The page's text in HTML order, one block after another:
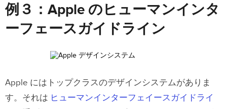
例３：Apple のヒューマンインタ
ーフェースガイドライン
Apple にはトップクラスのデザインシステムがありま
す。それは ヒューマンインターフェイースガイドライ